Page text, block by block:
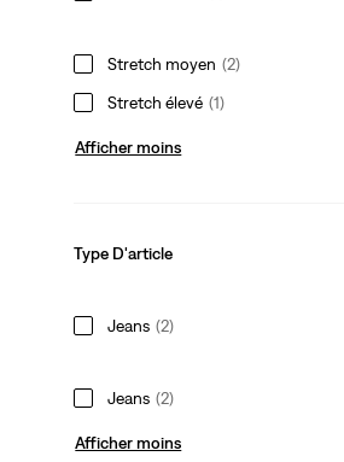
Stretch moyen (2)
Stretch élevé (1)
Afficher moins
Type D'article
Jeans (2)
Jeans (2)
Afficher moins